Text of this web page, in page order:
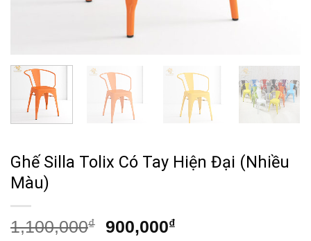
Ghế Silla Tolix Có Tay Hiện Đại (Nhiều
Màu)
1,100,000₫
Giá
900,000₫Giá